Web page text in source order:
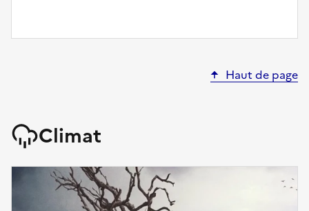
Haut de page
Climat